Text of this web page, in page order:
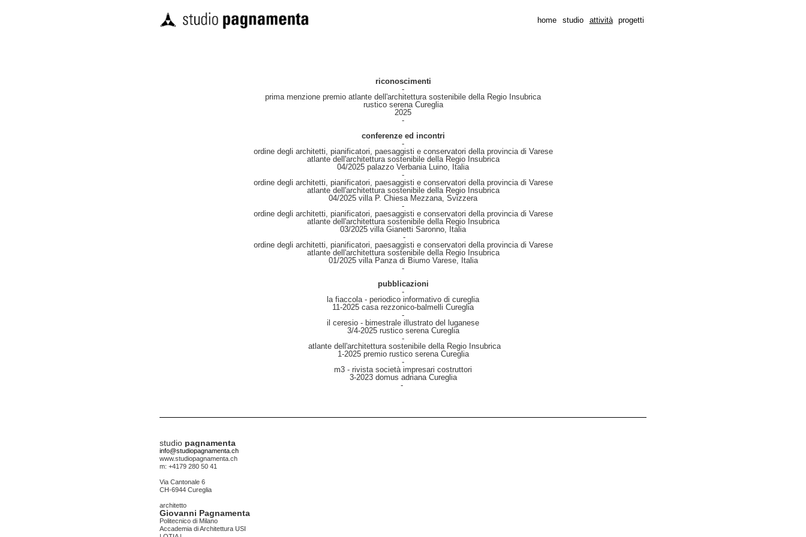
home studio attività progetti
riconoscimenti
-
prima menzione premio atlante dell'architettura sostenibile della Regio Insubrica
rustico serena Cureglia
2025
-
conferenze ed incontri
-
ordine degli architetti, pianificatori, paesaggisti e conservatori della provincia di Varese
atlante dell'architettura sostenibile della Regio Insubrica
04/2025 palazzo Verbania Luino, Italia
-
ordine degli architetti, pianificatori, paesaggisti e conservatori della provincia di Varese
atlante dell'architettura sostenibile della Regio Insubrica
04/2025 villa P. Chiesa Mezzana, Svizzera
-
ordine degli architetti, pianificatori, paesaggisti e conservatori della provincia di Varese
atlante dell'architettura sostenibile della Regio Insubrica
03/2025 villa Gianetti Saronno, Italia
-
ordine degli architetti, pianificatori, paesaggisti e conservatori della provincia di Varese
atlante dell'architettura sostenibile della Regio Insubrica
01/2025 villa Panza di Biumo Varese, Italia
-
pubblicazioni
-
la fiaccola - periodico informativo di cureglia
11-2025 casa rezzonico-balmelli Cureglia
-
il ceresio - bimestrale illustrato del luganese
3/4-2025 rustico serena Cureglia
-
atlante dell'architettura sostenibile della Regio Insubrica
1-2025 premio rustico serena Cureglia
-
m3 - rivista società impresari costruttori
3-2023 domus adriana Cureglia
-
studio pagnamenta
info@studiopagnamenta.ch
www.studiopagnamenta.ch
m: +4179 280 50 41
Via Cantonale 6
CH-6944 Cureglia
architetto
Giovanni Pagnamenta
Politecnico di Milano
Accademia di Architettura USI